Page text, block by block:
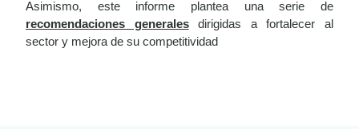
Asimismo, este informe plantea una serie de
recomendaciones generalesdirigidas a fortalecer al
sector y mejora de su competitividad